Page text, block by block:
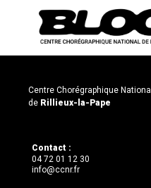
Centre Chorégraphique National
de Rillieux-la-Pape
Contact :
04 72 01 12 30
info@ccnr.fr